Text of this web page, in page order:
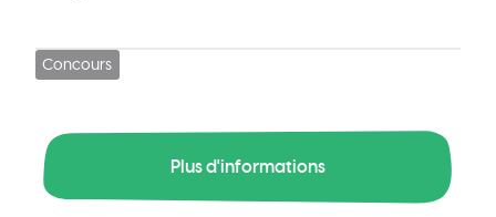
Concours
Plus d'informations